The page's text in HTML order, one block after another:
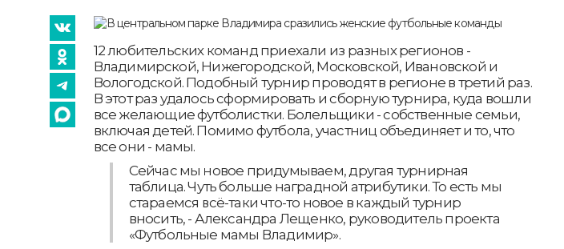
12 любительских команд приехали из разных регионов -
Владимирской, Нижегородской, Московской, Ивановской и
Вологодской. Подобный турнир проводят в регионе в третий раз.
В этот раз удалось сформировать и сборную турнира, куда вошли
все желающие футболистки. Болельщики - собственные семьи,
включая детей. Помимо футбола, участниц объединяет и то, что
все они - мамы.
Сейчас мы новое придумываем, другая турнирная
таблица. Чуть больше наградной атрибутики. То есть мы
стараемся всё-таки что-то новое в каждый турнир
вносить, - Александра Лещенко, руководитель проекта
«Футбольные мамы Владимир».